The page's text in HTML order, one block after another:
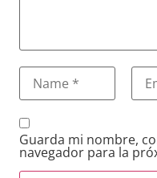
Guarda mi nombre,
navegador para la